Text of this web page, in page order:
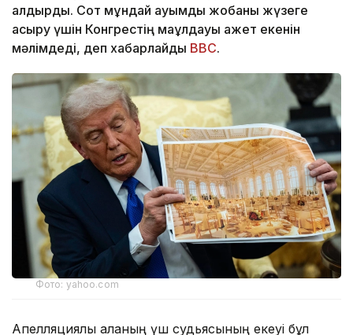
қалдырды. Сот мұндай ауқымды жобаны жүзеге
асыру үшін Конгрестің мақұлдауы қажет екенін
мәлімдеді, деп хабарлайды BBC.
Фото: yahoo.com
Апелляциялық алқаның үш судьясының екеуі бұл